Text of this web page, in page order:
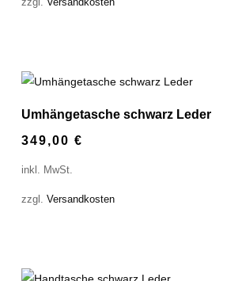
Umhängetasche schwarz Leder
349,00€
inkl. MwSt.
zzgl.Versandkosten